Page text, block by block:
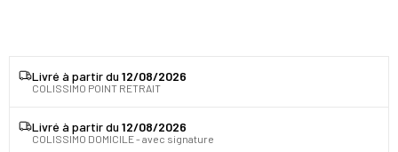
Livré à partir du 12/08/2026
COLISSIMO POINT RETRAIT
Livré à partir du 12/08/2026
COLISSIMO DOMICILE - avec signature